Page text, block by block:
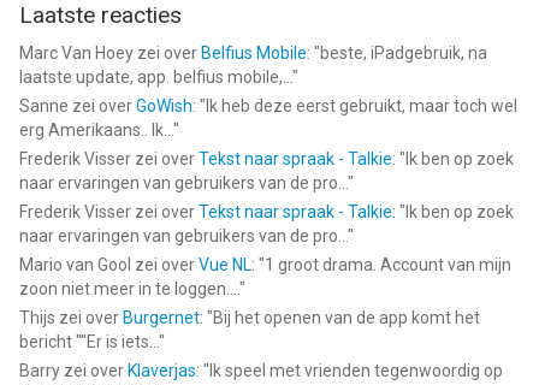
Laatste reacties
Marc Van Hoey zei over Belfius Mobile: "beste, iPadgebruik, na
laatste update, app. belfius mobile,... "
Sanne zei overGoWish: " Ik heb deze eerst gebruikt, maar toch wel
erg Amerikaans.. Ik... "
Frederik Visser zei overTekst naar spraak - Talkie: " Ik ben op zoek
naar ervaringen van gebruikers van de pro... "
Frederik Visser zei overTekst naar spraak - Talkie: " Ik ben op zoek
naar ervaringen van gebruikers van de pro... "
Mario van Gool zei overVue NL: "1 groot drama. Account van mijn
zoon niet meer in te loggen.... "
Thijs zei over Burgernet: "Bij het openen van de app komt het
bericht ""Er is iets... "
Barry zei over Klaverjas: " Ik speel met vrienden tegenwoordig op